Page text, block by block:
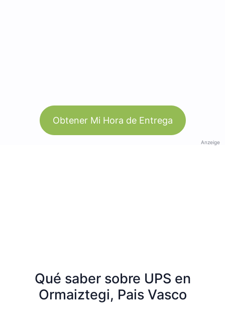
Obtener Mi Hora de Entrega
Anzeige
Qué saber sobre UPS en
Ormaiztegi, Pais Vasco